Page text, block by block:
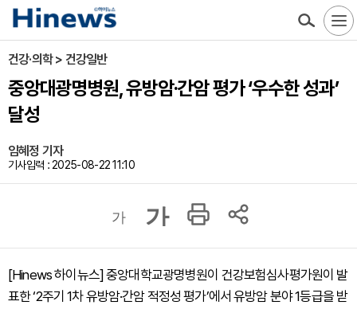
건강·의학 > 건강일반
중앙대광명병원, 유방암·간암 평가 ‘우수한 성과’
달성
임혜정 기자
기사입력 : 2025-08-22 11:10
가 가
[Hinews 하이뉴스] 중앙대학교광명병원이 건강보험심사평가원이 발
표한 ‘2주기 1차 유방암·간암 적정성 평가’에서 유방암 분야 1등급을 받